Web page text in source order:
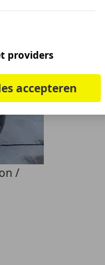
/
providers
accepteren